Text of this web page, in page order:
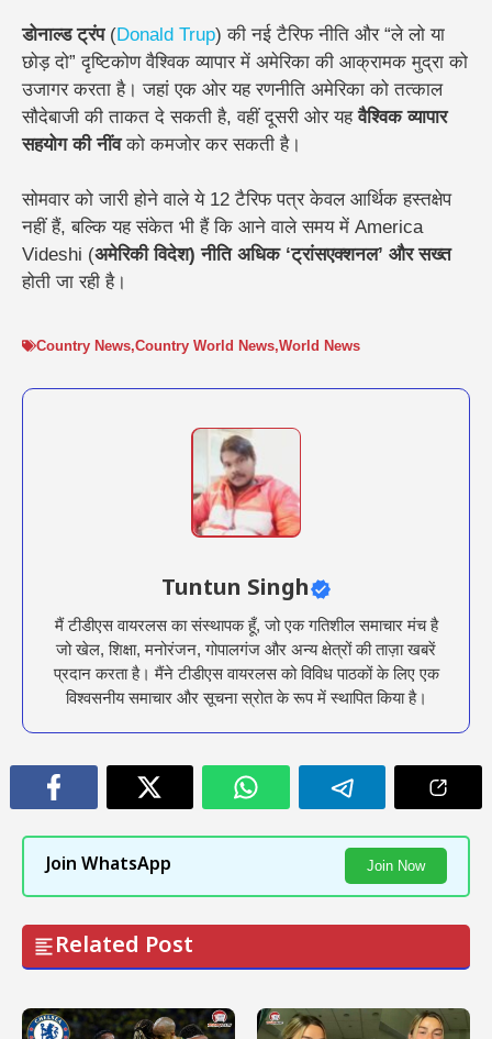
डोनाल्ड ट्रंप(Donald Trup) की नई टैरिफ नीति और “ले लो या
छोड़ दो” दृष्टिकोण वैश्विक व्यापार में अमेरिका की आक्रामक मुद्रा को
उजागर करता है। जहां एक ओर यह रणनीति अमेरिका को तत्काल
सौदेबाजी की ताकत दे सकती है, वहीं दूसरी ओर यहवैश्विक व्यापार
सहयोग की नींवको कमजोर कर सकती है।
सोमवार को जारी होने वाले ये 12 टैरिफ पत्र केवल आर्थिक हस्तक्षेप
नहीं हैं, बल्कि यह संकेत भी हैं कि आने वाले समय में America
Videshi (अमेरिकी विदेश) नीति अधिक ‘ट्रांसएक्शनल’ और सख्त
होती जा रही है।
Country News,Country World News,World News
Tuntun Singh
मैं टीडीएस वायरलस का संस्थापक हूँ, जो एक गतिशील समाचार मंच है
जो खेल, शिक्षा, मनोरंजन, गोपालगंज और अन्य क्षेत्रों की ताज़ा खबरें
प्रदान करता है। मैंने टीडीएस वायरलस को विविध पाठकों के लिए एक
विश्वसनीय समाचार और सूचना स्रोत के रूप में स्थापित किया है।
Join WhatsApp Join Now
Related Post